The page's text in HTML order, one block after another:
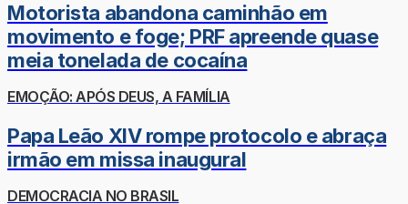
Motorista abandona caminhão em
movimento e foge; PRF apreende quase
meia tonelada de cocaína
EMOÇÃO: APÓS DEUS, A FAMÍLIA
Papa Leão XIV rompe protocolo e abraça
irmão em missa inaugural
DEMOCRACIA NO BRASIL